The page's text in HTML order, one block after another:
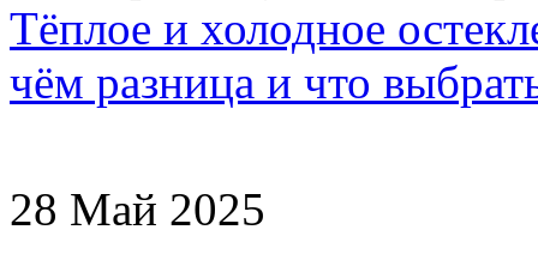
Тёплое и холодное
чём разница и что
28 Май 2025